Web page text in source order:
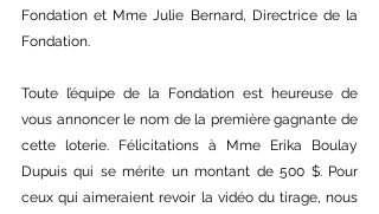
Fondation et Mme Julie Bernard, Directrice de la
Fondation.
Toute l’équipe de la Fondation est heureuse de
vous annoncer le nom de la première gagnante de
cette loterie. Félicitations à Mme Erika Boulay
Dupuis qui se mérite un montant de 500 $. Pour
ceux qui aimeraient revoir la vidéo du tirage, nous